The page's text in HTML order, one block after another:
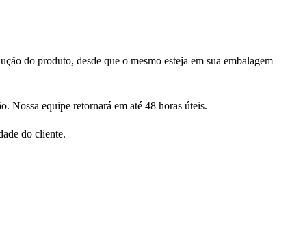
do produto, desde que o mesmo esteja em sua embalagem
Nossa equipe retornará em até 48 horas úteis.
do cliente.